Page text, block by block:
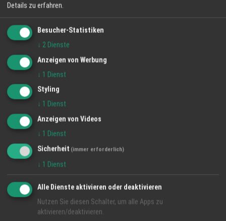
Top Firmen
Regio Hinweise
Jobs Region München und Umgebung
Regio München - jetzt auch im Kino
Details zu erfahren.
Besucher-Statistiken
↓ 2 Dienste
Anzeigen von Werbung
↓ 1 Dienst
Styling
↓ 1 Dienst
Anzeigen von Videos
↓ 1 Dienst
Sicherheit (immer erforderlich)
↓ 1 Dienst
Alle Dienste aktivieren oder deaktivieren
Nutzen Sie diesen Schalter, um alle Apps zu
aktivieren/deaktivieren.